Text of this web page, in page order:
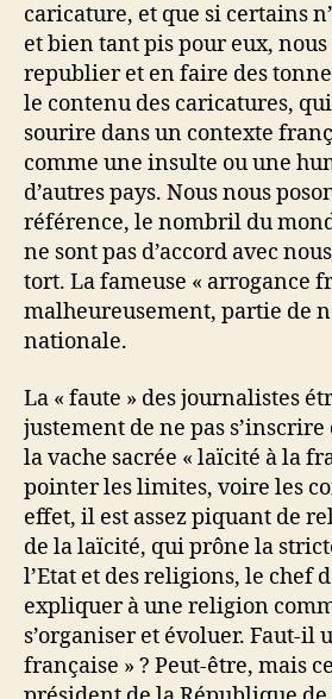
caricature, et que si certains
et bien tant pis pour eux,
republier et en faire des
le contenu des caricatures,
sourire dans un contexte
comme une insulte ou une
d’autres pays. Nous nous
référence, le nombril du
ne sont pas d’accord avec
tort. La fameuse « arrogance
malheureusement, partie de
nationale.
La « faute » des journalistes
justement de ne pas s’inscrire
la vache sacrée « laïcité à la
pointer les limites, voire les
effet, il est assez piquant de
de la laïcité, qui prône la
l’Etat et des religions, le chef
expliquer à une religion
s’organiser et évoluer. Faut-il
française » ? Peut-être, mais